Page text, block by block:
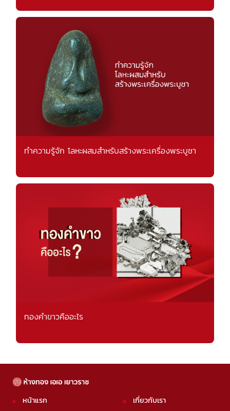
ทำความรู้จัก โลหะผสมสำหรับสร้างพระเครื่องพระบูชา
ทองคำขาวคืออะไร
หน้าแรก เกี่ยวกับเรา